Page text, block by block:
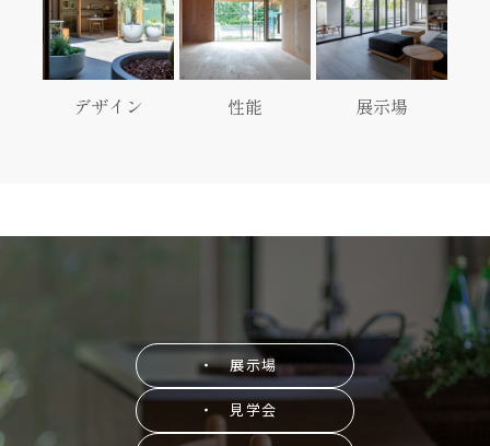
デザイン 性能 展示場
・ 展示場
・ 見学会